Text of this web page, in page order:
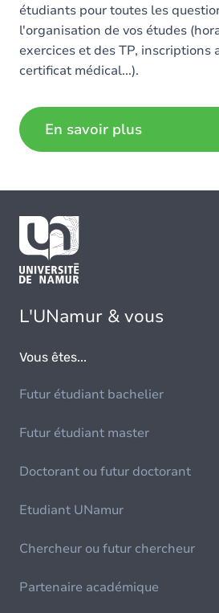
étudiants pour toutes les
l'organisation de vos études
exercices et des TP, inscriptions
certificat médical...).
En savoir plus
L'UNamur & vous
Vous êtes...
Futur étudiant bachelier
Futur étudiant master
Doctorant ou futur doctorant
Etudiant UNamur
Chercheur ou futur chercheur
Partenaire académique